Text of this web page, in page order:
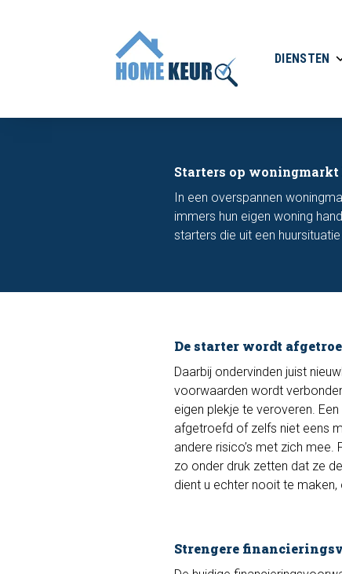
DIENSTEN
Starters op woningmarkt
In een overspannen
immers hun eigen woning
starters die uit een
De starter wordt
Daarbij ondervinden juist
voorwaarden wordt
eigen plekje te veroveren.
afgetroefd of zelfs niet eens
andere risico’s met zich
zo onder druk zetten dat ze
dient u echter nooit te
Strengere